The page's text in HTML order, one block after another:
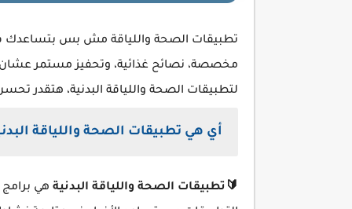
تطبيقات الصحة واللياقة مش بس بتساعدك
مخصصة، نصائح غذائية، وتحفيز مستمر عشان
لتطبيقات الصحة واللياقة البدنية،
أي هي تطبيقات الصحة واللياقة
🔰تطبيقات الصحة واللياقة البدنية هي برامج